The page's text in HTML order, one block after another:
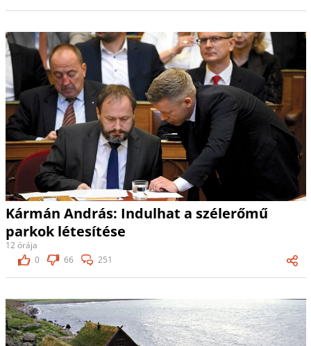
Kármán András: Indulhat a szélerőmű
parkok létesítése
12 órája
0
66 251